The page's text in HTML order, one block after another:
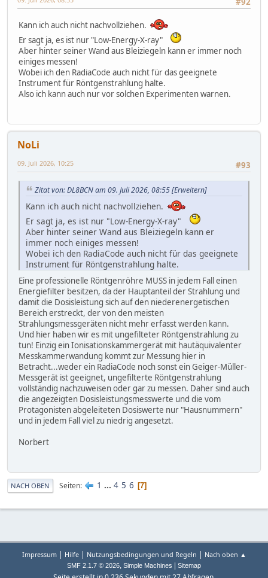
Kann ich auch nicht nachvollziehen.
Er sagt ja, es ist nur "Low-Energy-X-ray"
Aber hinter seiner Wand aus Bleiziegeln kann er immer noch
einiges messen!
Wobei ich den RadiaCode auch nicht für das geeignete
Instrument für Röntgenstrahlung halte.
Also ich kann auch nur vor solchen Experimenten warnen.
NoLi
#93
09. Juli 2026, 10:25
Zitat von: DL8BCN am 09. Juli 2026, 08:55[Erweitern]
Kann ich auch nicht nachvollziehen.
Er sagt ja, es ist nur "Low-Energy-X-ray"
Aber hinter seiner Wand aus Bleiziegeln kann er
immer noch einiges messen!
Wobei ich den RadiaCode auch nicht für das geeignete
Instrument für Röntgenstrahlung halte.
Also ich kann auch nur vor solchen Experimenten
warnen.
Eine professionelle Röntgenröhre MUSS in jedem Fall einen
Energiefilter besitzen, da der Hauptanteil der Strahlung und
damit die Dosisleistung sich auf den niederenergetischen
Bereich erstreckt, der von den meisten
Strahlungsmessgeräten nicht mehr erfasst werden kann.
Und hier haben wir es mit ungefilteter Röntgenstrahlung zu
tun! Einzig ein Ionisationskammergerät mit hautäquivalenter
Messkammerwandung kommt zur Messung hier in
Betracht...weder ein RadiaCode noch sonst ein Geiger-Müller-
Messgerät ist geeignet, ungefilterte Röntgenstrahlung
vollständig nachzuweisen oder gar zu messen. Daher sind auch
die angezeigten Dosisleistungsmesswerte und die vom
Protagonisten abgeleiteten Dosiswerte nur "Hausnummern"
und in jedem Fall viel zu niedrig angesetzt.
Norbert
NACH OBEN Seiten 1 ... 4 5 6 7
Impressum| Hilfe| Nutzungsbedingungen und Regeln | Nach oben ▲
SMF 2.1.7 © 2026, Simple Machines Sitemap